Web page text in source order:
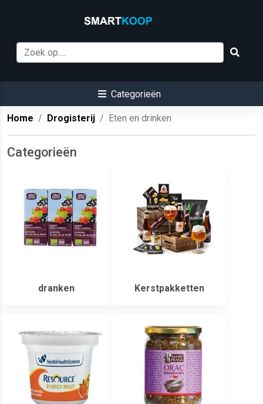
Categorieën
Home Drogisterij Eten en drinken
Categorieën
dranken Kerstpakketten